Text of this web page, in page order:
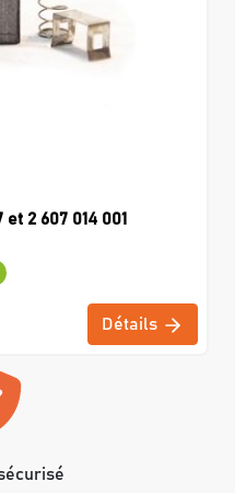
2 607 014 001
Détails